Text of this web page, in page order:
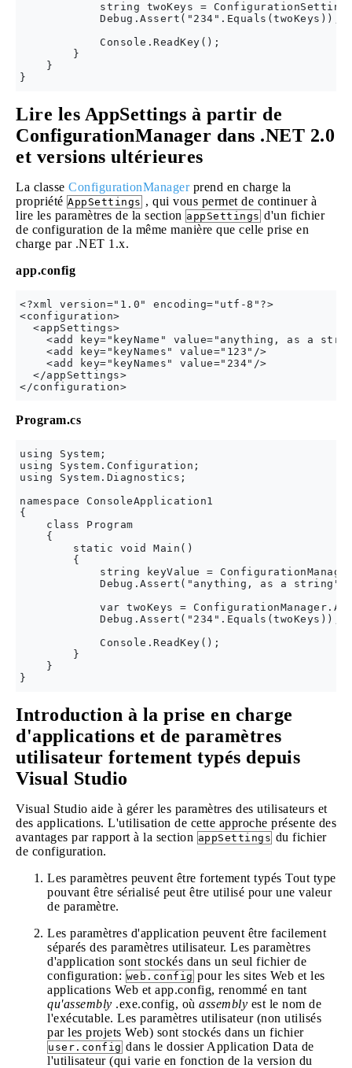
string twoKeys =
            Debug.Assert("234".Equals(twoKeys));
            Console.ReadKey();
        }
    }
Lire les AppSettings à partir de
ConfigurationManager dans .NET 2.0
et versions ultérieures
La classe ConfigurationManagerprend en charge la
propriété AppSettings , qui vous permet de continuer à
lire les paramètres de la section appSettings d'un fichier
de configuration de la même manière que celle prise en
charge par .NET 1.x.
app.config
<?xml version="1.0" encoding="utf-8"?>
<configuration>
  <appSettings>
<add key="keyName" value="anything, as a
    <add key="keyNames" value="123"/>
    <add key="keyNames" value="234"/>
  </appSettings>
Program.cs
using System;
using System.Configuration;
using System.Diagnostics;
namespace ConsoleApplication1
{
    class Program
    {
        static void Main()
        {
string keyValue =
Debug.Assert("anything, as a
var twoKeys =
            Debug.Assert("234".Equals(twoKeys));
            Console.ReadKey();
        }
    }
Introduction à la prise en charge
d'applications et de paramètres
utilisateur fortement typés depuis
Visual Studio
Visual Studio aide à gérer les paramètres des utilisateurs et
des applications. L'utilisation de cette approche présente des
avantages par rapport à la section appSettings du fichier
de configuration.
Les paramètres peuvent être fortement typés Tout type
pouvant être sérialisé peut être utilisé pour une valeur
de paramètre.
Les paramètres d'application peuvent être facilement
séparés des paramètres utilisateur. Les paramètres
d'application sont stockés dans un seul fichier de
configuration: web.config pour les sites Web et les
applications Web et app.config, renommé en tant
qu'assembly .exe.config, où assembly est le nom de
l'exécutable. Les paramètres utilisateur (non utilisés
par les projets Web) sont stockés dans un fichier
user.config dans le dossier Application Data de
l'utilisateur (qui varie en fonction de la version du